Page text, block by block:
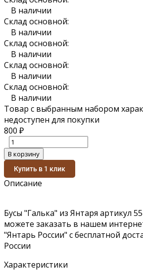
В наличии
Склад основной:
В наличии
Склад основной:
В наличии
Склад основной:
В наличии
Склад основной:
В наличии
Товар с выбранным набором
недоступен для покупки
800 ₽
В корзину
Купить в 1 клик
Описание
Бусы "Галька" из Янтаря артикул
можете заказать в нашем
"Янтарь России" с бесплатной
России
Характеристики